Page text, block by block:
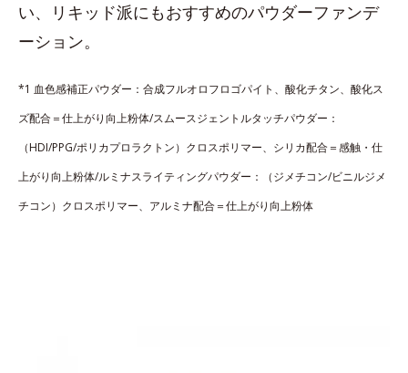
い、リキッド派にもおすすめのパウダーファンデ
ーション。
*1 血色感補正パウダー：合成フルオロフロゴパイト、酸化チタン、酸化ス
ズ配合＝仕上がり向上粉体/スムースジェントルタッチパウダー：
（HDI/PPG/ポリカプロラクトン）クロスポリマー、シリカ配合＝感触・仕
上がり向上粉体/ルミナスライティングパウダー：（ジメチコン/ビニルジメ
チコン）クロスポリマー、アルミナ配合＝仕上がり向上粉体